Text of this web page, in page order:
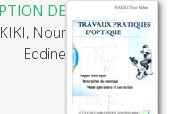
DE
Nour
Eddine